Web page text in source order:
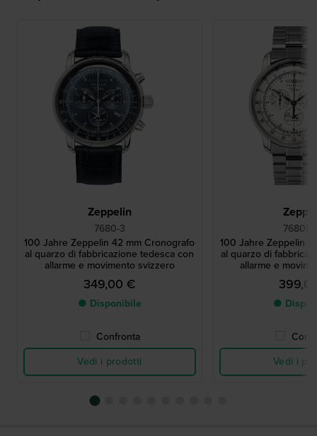
Zeppelin
7680-3
100 Jahre Zeppelin 42 mm Cronografo
al quarzo di fabbricazione tedesca con
allarme e movimento svizzero
349,00 €
● Disponibile
Confronta
Vedi i prodotti
100 Jahre Zeppelin
al quarzo di
allarme e
●
Vedi i